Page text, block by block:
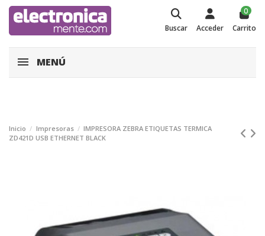
Buscar Acceder
0
Carrito
MENÚ
Inicio Impresoras
IMPRESORA ZEBRA ETIQUETAS TERMICA
ZD421D USB ETHERNET BLACK